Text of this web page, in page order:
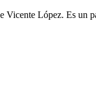
López. Es un